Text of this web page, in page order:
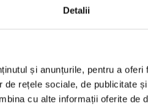
Detalii
și anunțurile, pentru a
rețele sociale, de publicitate
cu alte informații oferite
1244
52
30